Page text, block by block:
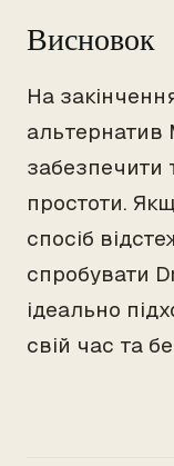
Висновок
На
альтернатив
забезпечити
простоти.
спосіб
спробувати
ідеально
свій час та